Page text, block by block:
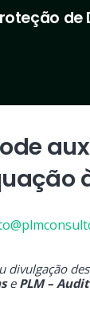
de
e PLM –